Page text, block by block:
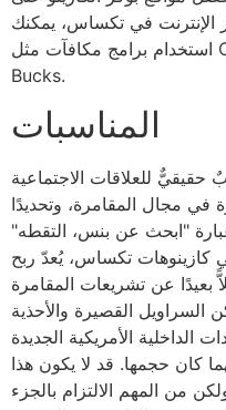
الإنترنت في تكساس، يمكنك
استخدام برامج مكافآت مثل Caesars Advantages وPENN
Bucks.
المناسبات
للعلاقات الاجتماعية
في مجال المقامرة، وتحديدًا
"ابحث عن بنس، التقطه"
كازينوهات تكساس، يُعدّ ربح
بعيدًا عن تشريعات المقامرة
السراويل القصيرة والأحذية
الداخلية الأمريكية الجديدة
كان حجمها. قد لا يكون هذا
من المهم الالتزام بالجزء